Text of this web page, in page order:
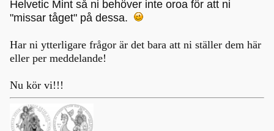
Helvetic Mint så ni behöver inte oroa för att ni
"missar tåget" på dessa.
Har ni ytterligare frågor är det bara att ni ställer dem här
eller per meddelande!
Nu kör vi!!!